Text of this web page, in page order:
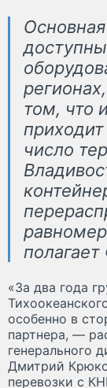
том, что
число
«За два года
особенно в
партнера, —
генерального
Дмитрий
перевозки с